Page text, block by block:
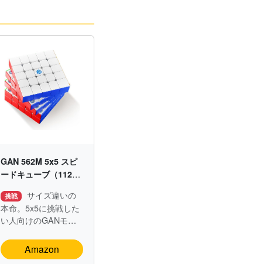
GAN 562M 5x5 スピ
ードキューブ（112マ
挑戦
サイズ違いの
本命。5x5に挑戦した
い人向けのGANモデ
Amazon